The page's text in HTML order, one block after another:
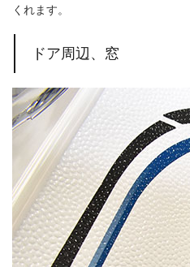
くれます。
ドア周辺、窓